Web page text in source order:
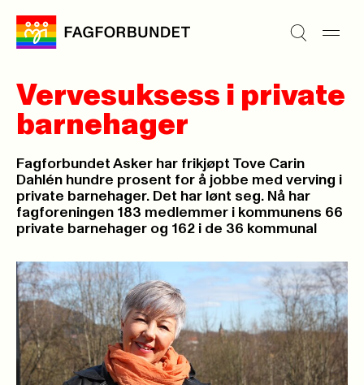
Vervesuksess i private
barnehager
Fagforbundet Asker har frikjøpt Tove Carin
Dahlén hundre prosent for å jobbe med verving i
private barnehager. Det har lønt seg. Nå har
fagforeningen 183 medlemmer i kommunens 66
private barnehager og 162 i de 36 kommunal